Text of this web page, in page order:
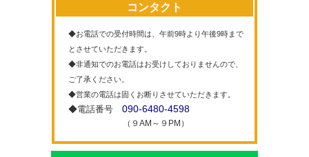
コンタクト
◆お電話での受付時間は、午前9時より午後9時まで
とさせていただきます。
◆非通知でのお電話はお受けしておりませんので、
ご了承ください。
◆営業の電話は固くお断りさせていただきます。
◆電話番号 090-6480-4598
（９AM～９PM）